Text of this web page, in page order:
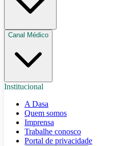
Canal Médico
Institucional
A Dasa
Quem somos
Imprensa
Trabalhe conosco
Portal de privacidade